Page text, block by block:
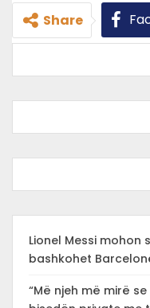
Share
Lionel Messi mohon
bashkohet
“Më njeh më mirë